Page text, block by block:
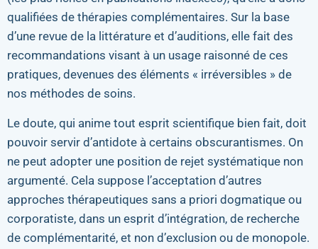
qualifiées de thérapies complémentaires. Sur la base
d’une revue de la littérature et d’auditions, elle fait des
recommandations visant à un usage raisonné de ces
pratiques, devenues des éléments « irréversibles » de
nos méthodes de soins.
Le doute, qui anime tout esprit scientifique bien fait, doit
pouvoir servir d’antidote à certains obscurantismes. On
ne peut adopter une position de rejet systématique non
argumenté. Cela suppose l’acceptation d’autres
approches thérapeutiques sans a priori dogmatique ou
corporatiste, dans un esprit d’intégration, de recherche
de complémentarité, et non d’exclusion ou de monopole.